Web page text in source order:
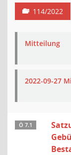
114/2022
Mitteilung
2022-09-27
Ö 7.1